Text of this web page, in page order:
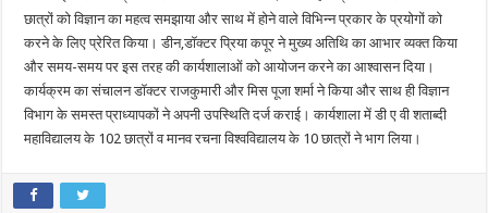
छात्रों को विज्ञान का महत्व समझाया और साथ में होने वाले विभिन्न प्रकार के प्रयोगों को
करने के लिए प्रेरित किया। डीन,डॉक्टर प्रिया कपूर ने मुख्य अतिथि का आभार व्यक्त किया
और समय-समय पर इस तरह की कार्यशालाओं को आयोजन करने का आश्वासन दिया।
कार्यक्रम का संचालन डॉक्टर राजकुमारी और मिस पूजा शर्मा ने किया और साथ ही विज्ञान
विभाग के समस्त प्राध्यापकों ने अपनी उपस्थिति दर्ज कराई। कार्यशाला में डी ए वी शताब्दी
महाविद्यालय के 102 छात्रों व मानव रचना विश्वविद्यालय के 10 छात्रों ने भाग लिया।